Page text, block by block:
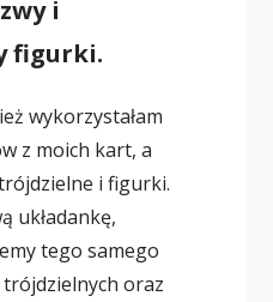
i
figurki.
wykorzystałam
z moich kart, a
i figurki.
układankę,
tego samego
oraz